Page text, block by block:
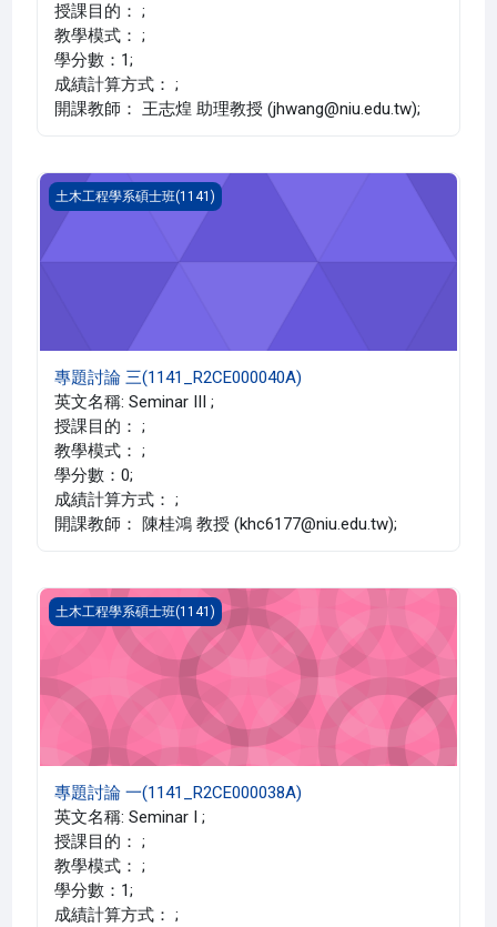
授課目的： ;
教學模式： ;
學分數：1;
成績計算方式： ;
開課教師： 王志煌 助理教授 (jhwang@niu.edu.tw);
專題討論 三(1141_R2CE000040A)
土木工程學系碩士班(1141)
專題討論 三(1141_R2CE000040A)
英文名稱: Seminar III ;
授課目的： ;
教學模式： ;
學分數：0;
成績計算方式： ;
開課教師： 陳桂鴻 教授 (khc6177@niu.edu.tw);
專題討論 一(1141_R2CE000038A)
土木工程學系碩士班(1141)
專題討論 一(1141_R2CE000038A)
英文名稱: Seminar I ;
授課目的： ;
教學模式： ;
學分數：1;
成績計算方式： ;